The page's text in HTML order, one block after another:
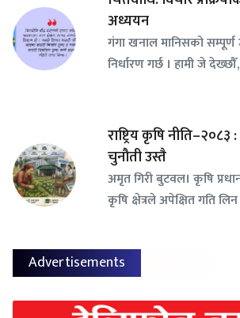
अध्ययन
गंगा खनाल मानिसको
निर्धारण गर्छ । हामी जे
राष्ट्रिय कृषि नीति–२०८३
चुनौती उस्तै
अमृत गिरी बुटवल। कृषि
कृषि क्षेत्रले अपेक्षित गति
Advertisements